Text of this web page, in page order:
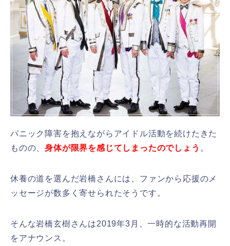
パニック障害を抱えながらアイドル活動を続けたきた
ものの、身体が限界を感じてしまったのでしょう 。
休養の道を選んだ岩橋さんには、ファンから応援のメ
ッセージが数多く寄せられたそうです。
そんな岩橋玄樹さんは2019年3月、一時的な活動再開
をアナウンス。